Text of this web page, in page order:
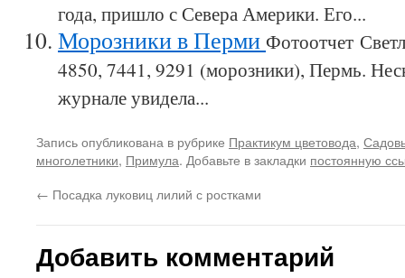
года, пришло с Севера Америки. Его...
Морозники в Перми Фотоотчет
4850, 7441, 9291 (морозники), Пермь.
журнале увидела...
Запись опубликована в рубрике Практикум цветовода,
многолетники, Примула. Добавьте в закладки постоянную
← Посадка луковиц лилий с ростками
Добавить комментарий